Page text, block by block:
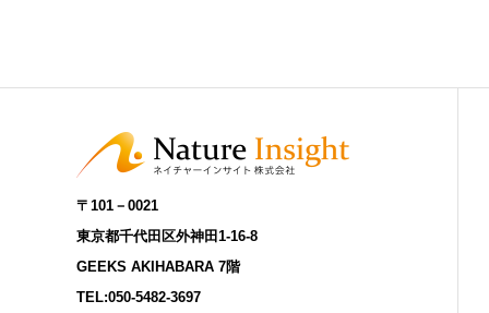
〒101－0021
東京都千代田区外神田1-16-8
GEEKS AKIHABARA 7階
TEL:050-5482-3697